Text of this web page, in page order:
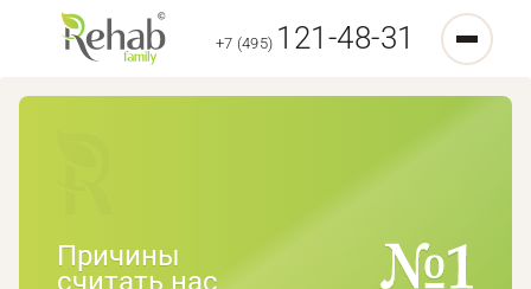
+7 (495) 121-48-31
Причины
считать нас